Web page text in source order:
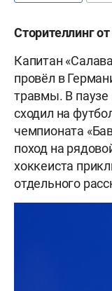
Сторителлинг
Капитан
провёл в
травмы. В
сходил на
чемпионата
поход на
хоккеиста
отдельного